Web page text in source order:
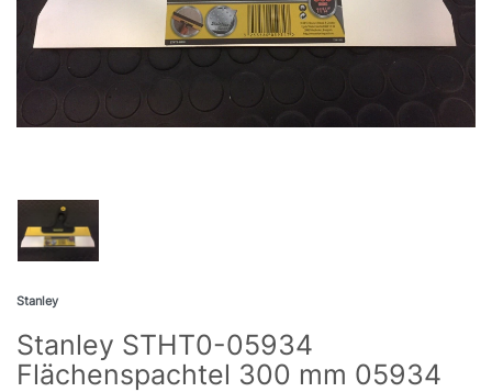
Stanley
Stanley STHT0-05934
Flächenspachtel 300 mm 05934